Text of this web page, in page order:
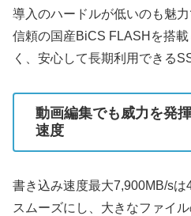
導入のハードルが低いのも魅力
信頼の国産BiCS FLASHを搭
く、安心して長期利用できる
動画編集でも威力を発
速度
書き込み速度最大7,900MB/s
スムーズにし、大きなファイ